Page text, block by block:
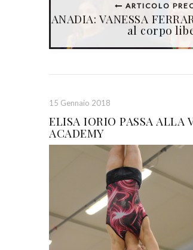
ARTICOLO
ANADIA: VANESSA
al corpo
15 Gennaio 2018
ELISA IORIO PASSA ALLA
ACADEMY